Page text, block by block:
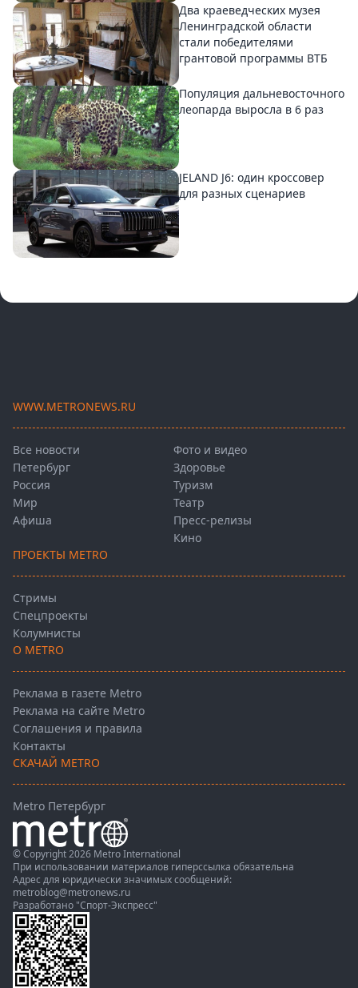
Два краеведческих музея
Ленинградской области
стали победителями
грантовой программы ВТБ
Популяция дальневосточного
леопарда выросла в 6 раз
JELAND J6: один кроссовер
для разных сценариев
WWW.METRONEWS.RU
Все новости
Петербург
Россия
Мир
Афиша
Фото и видео
Здоровье
Туризм
Театр
Пресс-релизы
Кино
ПРОЕКТЫ METRO
Стримы
Спецпроекты
Колумнисты
О METRO
Реклама в газете Metro
Реклама на сайте Metro
Соглашения и правила
Контакты
СКАЧАЙ METRO
Metro Петербург
© Copyright 2026 Metro International
При использовании материалов гиперссылка обязательна
Адрес для юридически значимых сообщений:
metroblog@metronews.ru
Разработано "Спорт-Экспресс"